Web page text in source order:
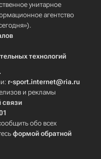
унитарное
агентство
технологий
r-sport.internet@ria.ru
и рекламы
связи
обо всех
формой обратной